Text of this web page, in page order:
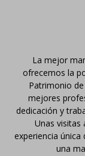
La mejor
ofrecemos la
Patrimonio
mejores
dedicación y
Unas visitas
experiencia única
una